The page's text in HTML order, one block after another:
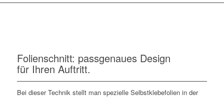
Folienschnitt: passgenaues Design
für Ihren Auftritt.
Bei dieser Technik stellt man spezielle Selbstklebefolien in der